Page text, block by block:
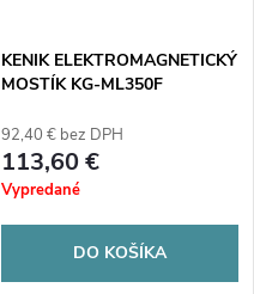
KENIK ELEKTROMAGNETICKÝ
MOSTÍK KG-ML350F
92,40 € bez DPH
113,60 €
Vypredané
DO KOŠÍKA